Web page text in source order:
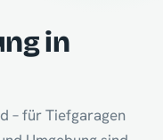
in
– für Tiefgaragen